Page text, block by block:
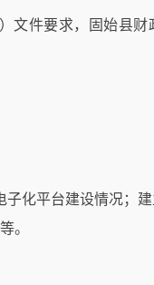
文件要求， 固始县财
化平台建设情况；
。